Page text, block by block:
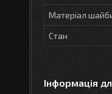
Матеріал
Стан
Інформація